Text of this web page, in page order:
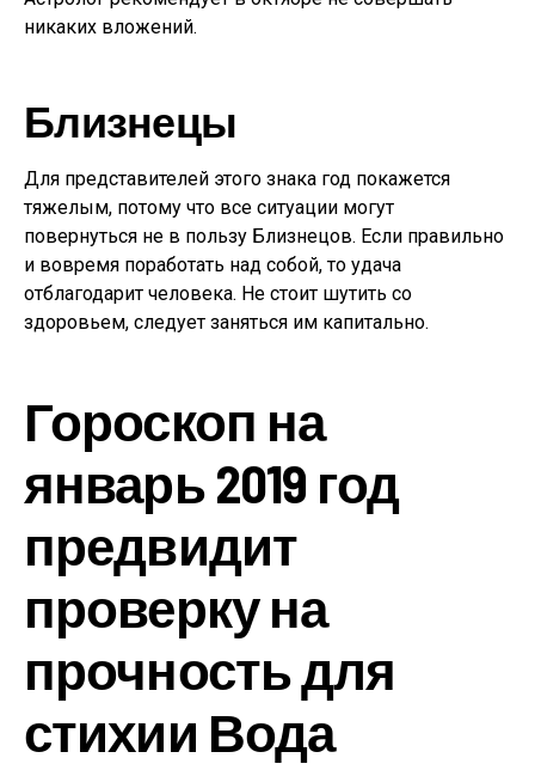
никаких вложений.
Близнецы
Для представителей этого знака год покажется
тяжелым, потому что все ситуации могут
повернуться не в пользу Близнецов. Если правильно
и вовремя поработать над собой, то удача
отблагодарит человека. Не стоит шутить со
здоровьем, следует заняться им капитально.
Гороскоп на
январь 2019 год
предвидит
проверку на
прочность для
стихии Вода